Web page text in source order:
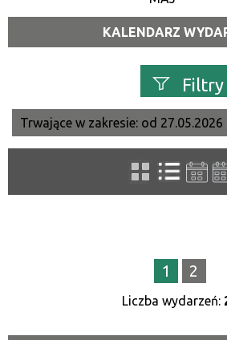
KALENDARZ
Filtry
Szukana fraza
Kategoria
Trwające w zakresie: od 27.05.2026
1 2
Liczba wydarzeń: